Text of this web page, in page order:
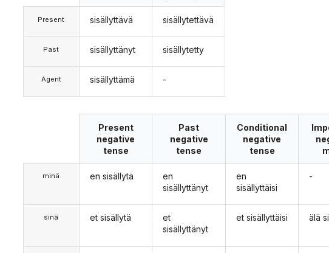
Present
Past
Agent
sisällyttävä
sisällyttänyt
sisällyttämä
sisällytettävä
sisällytetty
-
minä
sinä
Present
negative
tense
en sisällytä
et sisällytä
Past
negative
tense
en
sisällyttänyt
et
sisällyttänyt
Conditional
negative
tense
en
sisällyttäisi
et sisällyttäisi
-
älä